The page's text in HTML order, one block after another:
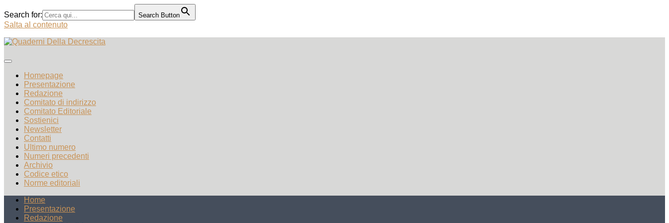
Search for: Search Button
Salta al contenuto
Homepage
Presentazione
Redazione
Comitato di indirizzo
Comitato Editoriale
Sostienici
Newsletter
Contatti
Ultimo numero
Numeri precedenti
Archivio
Codice etico
Norme editoriali
Home
Presentazione
Redazione